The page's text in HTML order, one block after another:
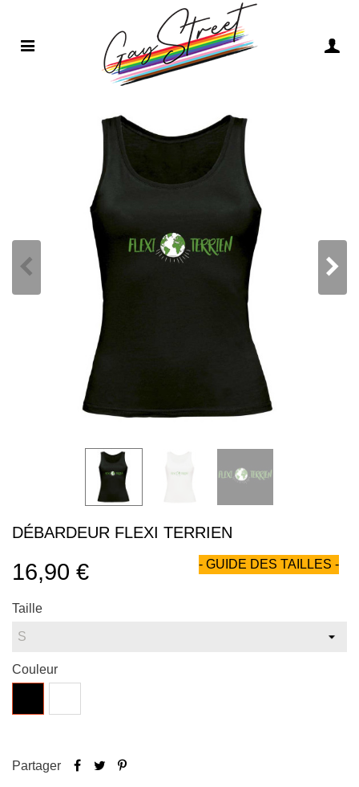
DÉBARDEUR FLEXI TERRIEN
16,90 € - GUIDE DES TAILLES -
Taille
Couleur
Partager